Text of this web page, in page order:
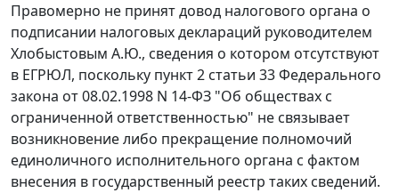
Правомерно не принят довод налогового органа о
подписании налоговых деклараций руководителем
Хлобыстовым А.Ю., сведения о котором отсутствуют
в ЕГРЮЛ, поскольку пункт 2 статьи 33Федерального
закона от 08.02.1998 N 14-ФЗ "Об обществах с
ограниченной ответственностью" не связывает
возникновение либо прекращение полномочий
единоличного исполнительного органа с фактом
внесения в государственный реестр таких сведений.